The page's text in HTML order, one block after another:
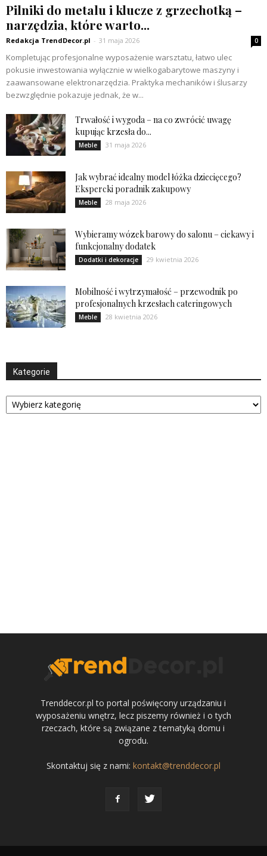
Pilniki do metalu i klucze z grzechotką –
narzędzia, które warto...
Redakcja TrendDecor.pl - 31 maja 2026 0
Kompletując profesjonalne wyposażenie warsztatu, łatwo ulec
pokusie inwestowania wyłącznie w wielkogabarytowe maszyny i
zaawansowane elektronarzędzia. Praktyka mechaników i ślusarzy
bezwzględnie pokazuje jednak, że w...
Trwałość i wygoda – na co zwrócić uwagę
kupując krzesła do...
Meble 31 maja 2026
Jak wybrać idealny model łóżka dziecięcego?
Ekspercki poradnik zakupowy
Meble 28 maja 2026
Wybieramy wózek barowy do salonu – ciekawy i
funkcjonalny dodatek
Dodatki i dekoracje 29 kwietnia 2026
Mobilność i wytrzymałość – przewodnik po
profesjonalnych krzesłach cateringowych
Meble 28 kwietnia 2026
Kategorie
Kategorie
Trenddecor.pl to portal poświęcony urządzaniu i
wyposażeniu wnętrz, lecz piszemy również i o tych
rzeczach, które są związane z tematyką domu i
ogrodu.
Skontaktuj się z nami: kontakt@trenddecor.pl